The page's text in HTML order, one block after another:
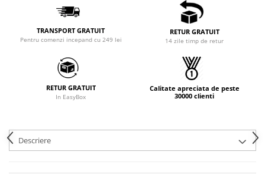
TRANSPORT GRATUIT
Pentru comenzi incepand cu 249 lei
RETUR GRATUIT
14 zile timp de retur
RETUR GRATUIT
In EasyBox
Calitate apreciata de peste
30000 clienti
Descriere